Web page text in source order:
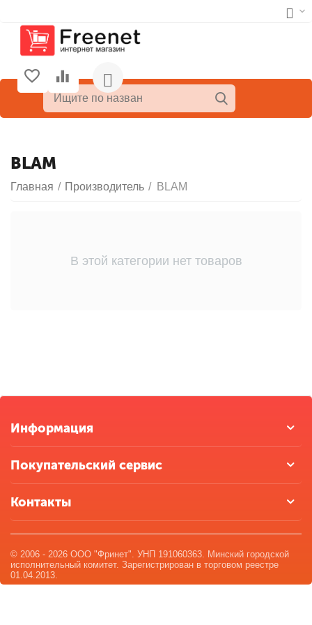
BLAM
Главная / Производитель / BLAM
В этой категории нет товаров
Информация
Покупательский сервис
Контакты
© 2006 - 2026 ООО "Фринет". УНП 191060363. Минский городской
исполнительный комитет. Зарегистрирован в торговом реестре
01.04.2013.